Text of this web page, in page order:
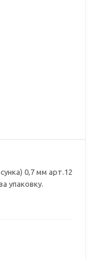
0,7 мм арт.1291
упаковку.